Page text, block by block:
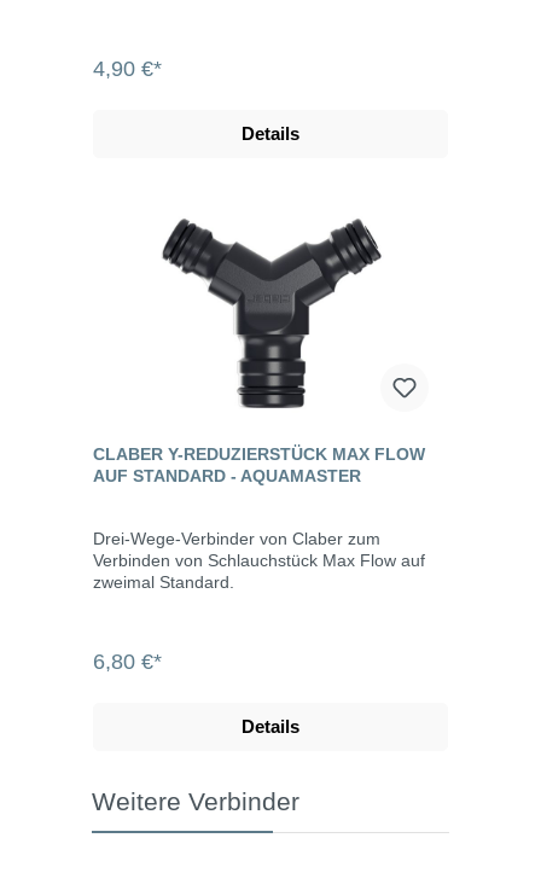
4,90 €*
Details
CLABER Y-REDUZIERSTÜCK MAX FLOW
AUF STANDARD - AQUAMASTER
Drei-Wege-Verbinder von Claber zum
Verbinden von Schlauchstück Max Flow auf
zweimal Standard.
6,80 €*
Details
Weitere Verbinder